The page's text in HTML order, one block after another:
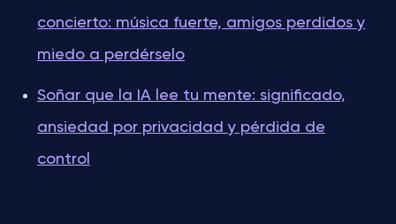
concierto: música fuerte, amigos perdidos y
miedo a perdérselo
Soñar que la IA lee tu mente: significado,
ansiedad por privacidad y pérdida de
control